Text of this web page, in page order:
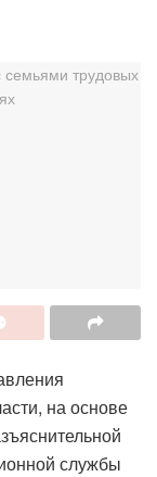
на основе
службы